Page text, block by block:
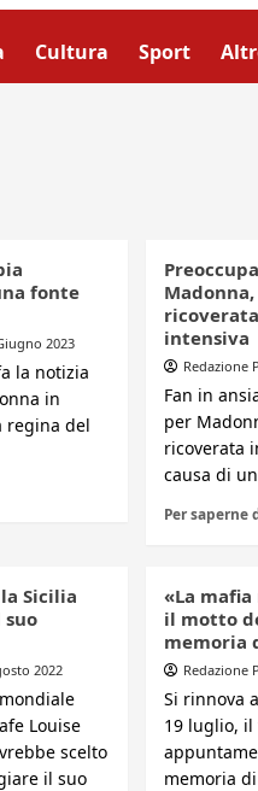
Cultura Sport
fonte
2023
la notizia
in
regina del
intensiva
Redazione
Fan in
per
ricoverata
causa di
Per saperne
Sicilia
2022
Louise
scelto
il suo
«La mafia
il motto
memoria
Redazione
Si rinnova
19 luglio,
memoria